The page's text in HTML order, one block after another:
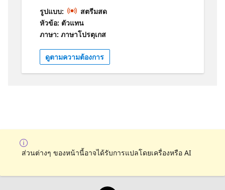
alcançados por você e suas colegas,
depoimentos e um painel de discussão. Será
uma oportunidade para compartilhar
experiências e reconhecer o esforço e
dedicação de todas. Vamos comemorar essas
conquistas!
รูปแบบ:
สตรีมสด
หัวข้อ: ตัวแทน
ภาษา: ภาษาโปรตุเกส
ดูตามความต้องการ
ส่วนต่างๆ ของหน้านี้อาจได้รับการแปลโดยเครื่องหรือ AI